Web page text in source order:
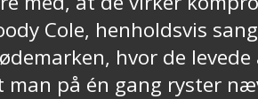
Cole, henholdsvis
hvor de
på én gang ryster